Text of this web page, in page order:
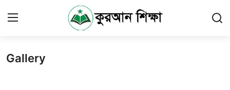
Login
Gallery